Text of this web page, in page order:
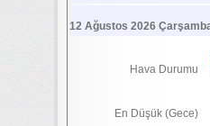
12 Ağustos 2026
Hava Durumu
En Düşük (Gece)